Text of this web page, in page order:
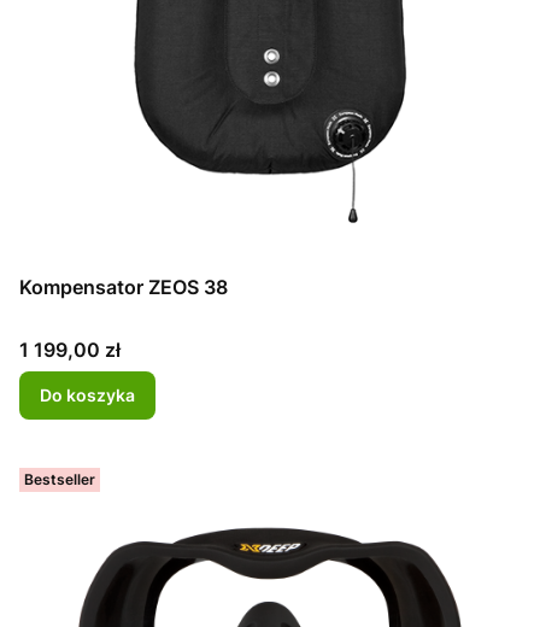
Kompensator ZEOS 38
Cena
1 199,00 zł
Do koszyka
Bestseller